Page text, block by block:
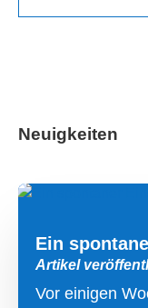
Neuigkeiten
Ein
Artikel
Vor einigen